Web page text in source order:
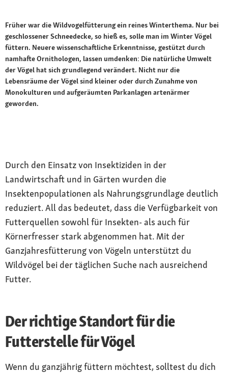
Früher war die Wildvogelfütterung ein reines Winterthema. Nur bei
geschlossener Schneedecke, so hieß es, solle man im Winter Vögel
füttern. Neuere wissenschaftliche Erkenntnisse, gestützt durch
namhafte Ornithologen, lassen umdenken: Die natürliche Umwelt
der Vögel hat sich grundlegend verändert. Nicht nur die
Lebensräume der Vögel sind kleiner oder durch Zunahme von
Monokulturen und aufgeräumten Parkanlagen artenärmer
geworden.
Durch den Einsatz von Insektiziden in der
Landwirtschaft und in Gärten wurden die
Insektenpopulationen als Nahrungsgrundlage deutlich
reduziert. All das bedeutet, dass die Verfügbarkeit von
Futterquellen sowohl für Insekten- als auch für
Körnerfresser stark abgenommen hat. Mit der
Ganzjahresfütterung von Vögeln unterstützt du
Wildvögel bei der täglichen Suche nach ausreichend
Futter.
Der richtige Standort für die
Futterstelle für Vögel
Wenn du ganzjährig füttern möchtest, solltest du dich